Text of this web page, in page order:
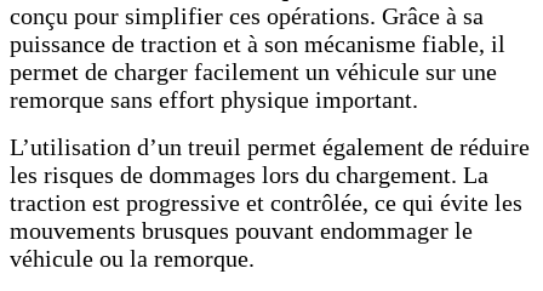
conçu pour simplifier ces opérations. Grâce à sa
puissance de traction et à son mécanisme fiable, il
permet de charger facilement un véhicule sur une
remorque sans effort physique important.
L’utilisation d’un treuil permet également de réduire
les risques de dommages lors du chargement. La
traction est progressive et contrôlée, ce qui évite les
mouvements brusques pouvant endommager le
véhicule ou la remorque.